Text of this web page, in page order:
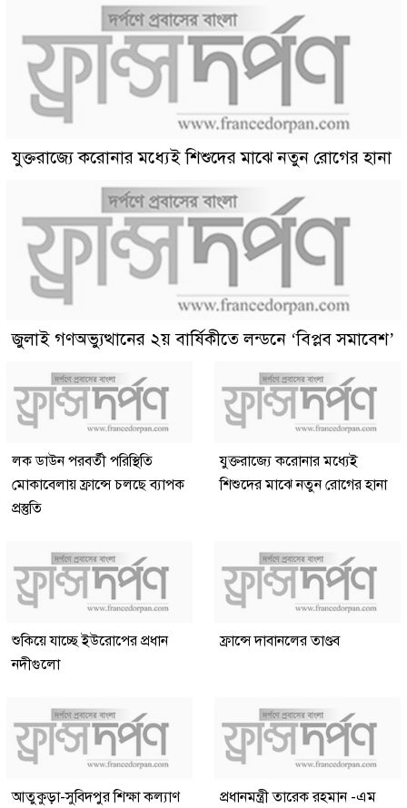
যুক্তরাজ্যে করোনার মধ্যেই শিশুদের মাঝে নতুন রোগের হানা
জুলাই গণঅভ্যুত্থানের ২য় বার্ষিকীতে লন্ডনে ‘বিপ্লব সমাবেশ’
লক ডাউন পরবর্তী পরিস্থিতি
মোকাবেলায় ফ্রান্সে চলছে ব্যাপক
প্রস্তুতি
যুক্তরাজ্যে করোনার মধ্যেই
শিশুদের মাঝে নতুন রোগের হানা
শুকিয়ে যাচ্ছে ইউরোপের প্রধান
নদীগুলো
ফ্রান্সে দাবানলের তাণ্ডব
আতুকুড়া-সুবিদপুর শিক্ষা কল্যাণ
প্রধানমন্ত্রী তারেক রহমান -এম